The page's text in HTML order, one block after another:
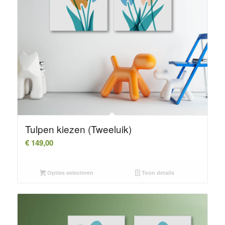
Tulpen kiezen (Tweeluik)
€149,00
Opties selecteren Toon details